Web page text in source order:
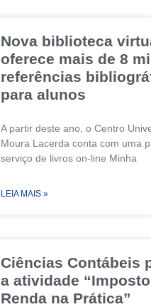
Nova biblioteca
oferece mais de 8
referências
para alunos
A partir deste ano, o Centro
Moura Lacerda conta com uma
serviço de livros on-line Minha
LEIA MAIS »
Ciências Contábeis
a atividade
Renda na Prática”